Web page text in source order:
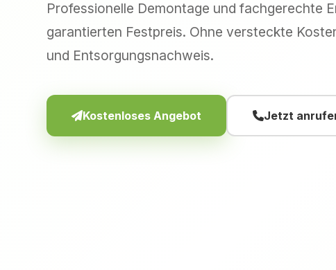
Professionelle Demontage und fachgerechte
garantierten Festpreis. Ohne versteckte
und Entsorgungsnachweis.
Kostenloses Angebot Jetzt